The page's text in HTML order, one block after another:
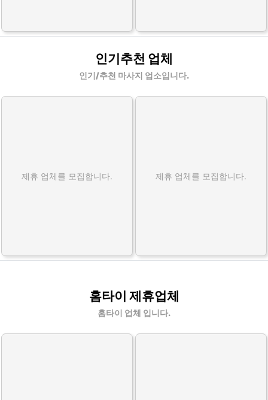
인기추천 업체
인기/추천 마사지 업소입니다.
제휴 업체를 모집합니다. 제휴 업체를 모집합니다.
홈타이 제휴업체
홈타이 업체 입니다.